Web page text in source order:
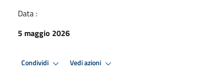
Data :
5 maggio 2026
Condividi Vedi azioni